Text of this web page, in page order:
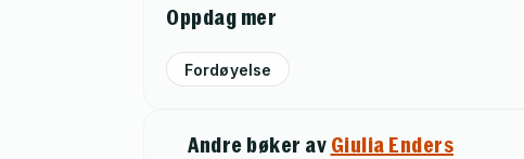
Oppdag mer
Fordøyelse
Andre bøker av Giulia Enders